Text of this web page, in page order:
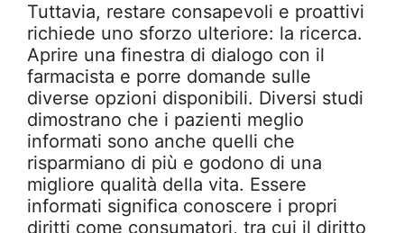
Tuttavia, restare consapevoli e proattivi
richiede uno sforzo ulteriore: la ricerca.
Aprire una finestra di dialogo con il
farmacista e porre domande sulle
diverse opzioni disponibili. Diversi studi
dimostrano che i pazienti meglio
informati sono anche quelli che
risparmiano di più e godono di una
migliore qualità della vita. Essere
informati significa conoscere i propri
diritti come consumatori, tra cui il diritto